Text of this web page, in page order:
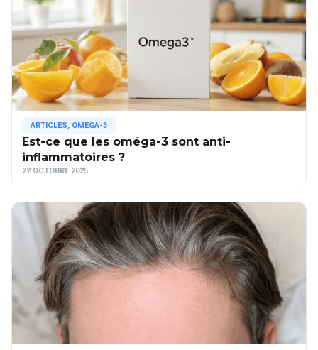
ARTICLES, OMÉGA-3
Est-ce que les oméga-3 sont anti-
inflammatoires ?
22 OCTOBRE 2025